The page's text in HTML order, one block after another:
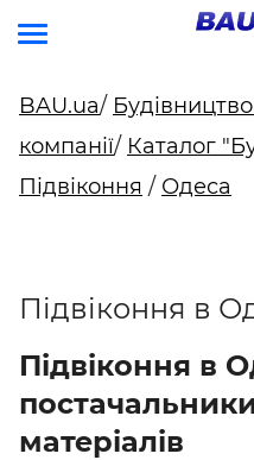
BAU.ua/
компанії/ Каталог
Підвіконня / Одеса
Підвіконня в
Підвіконня в
матеріалів